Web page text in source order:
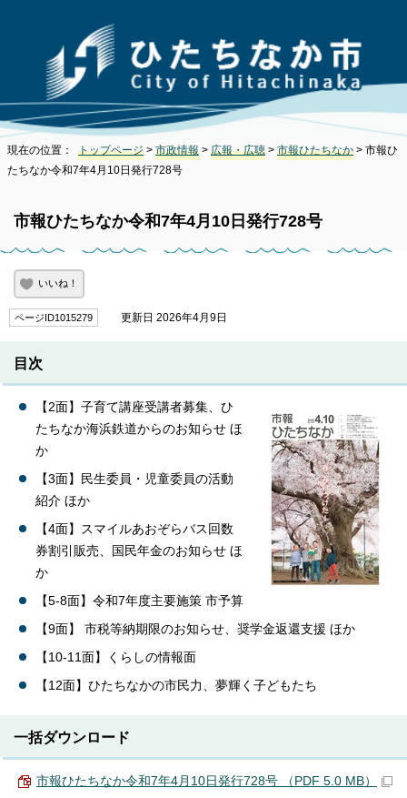
現在の位置： トップページ > 市政情報 > 広報・広聴 > 市報ひたちなか > 市報ひ
たちなか令和7年4月10日発行728号
市報ひたちなか令和7年4月10日発行728号
いいね！
ページID1015279 更新日 2026年4月9日
目次
【2面】子育て講座受講者募集、ひ
たちなか海浜鉄道からのお知らせ ほ
か
【3面】民生委員・児童委員の活動
紹介 ほか
【4面】スマイルあおぞらバス回数
券割引販売、国民年金のお知らせ ほ
か
【5-8面】令和7年度主要施策 市予算
【9面】 市税等納期限のお知らせ、奨学金返還支援 ほか
【10-11面】くらしの情報面
【12面】ひたちなかの市民力、夢輝く子どもたち
一括ダウンロード
市報ひたちなか令和7年4月10日発行728号 （PDF 5.0 MB）